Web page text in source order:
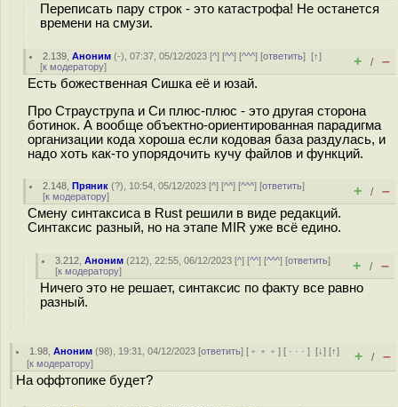
Переписать пару строк - это катастрофа! Не останется
времени на смузи.
2.139 ,Аноним (-), 07:37, 05/12/2023 [^] [^^] [^^^] [ответить][↑]
[к модератору] + / –
Есть божественная Сишка её и юзай.
Про Страуструпа и Си плюс-плюс - это другая сторона
ботинок. А вообще объектно-ориентированная парадигма
организации кода хороша если кодовая база раздулась, и
надо хоть как-то упорядочить кучу файлов и функций.
2.148 ,Пряник (?), 10:54, 05/12/2023 [^] [^^] [^^^] [ответить]
[к модератору] + / –
Смену синтаксиса в Rust решили в виде редакций.
Синтаксис разный, но на этапе MIR уже всё едино.
3.212 ,Аноним (212), 22:55, 06/12/2023 [^] [^^] [^^^] [ответить]
[к модератору] + / –
Ничего это не решает, синтаксис по факту все равно
разный.
1.98 ,Аноним (98), 19:31, 04/12/2023 [ответить] [ ﹢﹢﹢] [ · · ·][↓] [↑]
[к модератору] + / –
На оффтопике будет?